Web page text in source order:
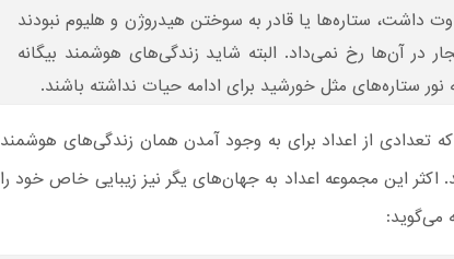
داشت، ستاره‌ها یا قادر به سوختن هیدروژن و هلیوم نبودند
در آن‌ها رخ نمی‌داد. البته شاید زندگی‌های هوشمند بیگانه
نور ستاره‌های مثل خورشید برای ادامه حیات نداشته باشند.
تعدادی از اعداد برای به وجود آمدن همان زندگی‌های هوشمند
اکثر این مجموعه اعداد به جهان‌های یگر نیز زیبایی خاص خود را
می‌گوید: